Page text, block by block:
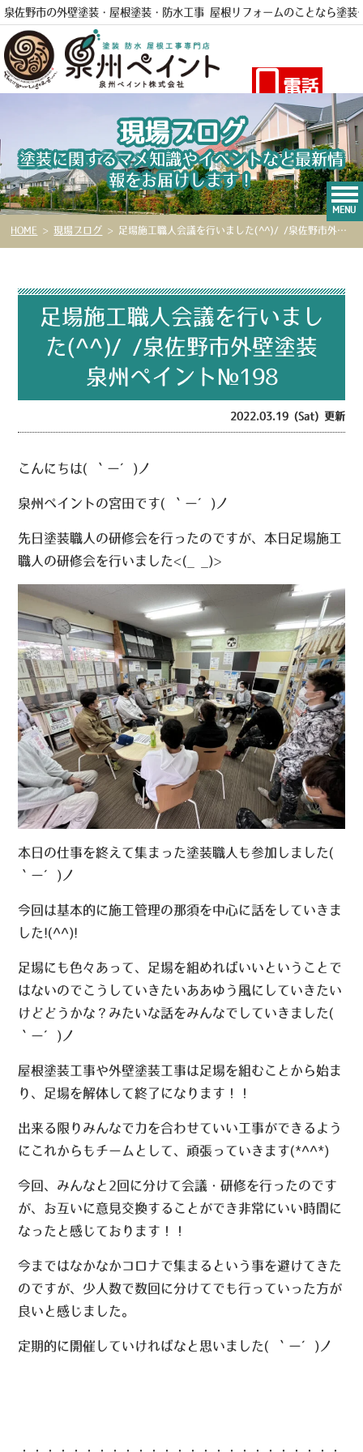
泉佐野市の外壁塗装・屋根塗装・防水工事 屋根リフォームのことなら塗装
電話
MENU
現場ブログ
塗装に関するマメ知識やイベントなど最新情
報をお届けします！
HOME > 現場ブログ > 足場施工職人会議を行いました(^^)/ /泉佐野市外壁塗装泉州ペイント№198
足場施工職人会議を行いまし
た(^^)/ /泉佐野市外壁塗装
泉州ペイント№198
2022.03.19 (Sat) 更新
こんにちは( ｀ー´)ノ
泉州ペイントの宮田です( ｀ー´)ノ
先日塗装職人の研修会を行ったのですが、本日足場施工
職人の研修会を行いました<(_ _)>
本日の仕事を終えて集まった塗装職人も参加しました(
｀ー´)ノ
今回は基本的に施工管理の那須を中心に話をしていきま
した!(^^)!
足場にも色々あって、足場を組めればいいということで
はないのでこうしていきたいああゆう風にしていきたい
けどどうかな？みたいな話をみんなでしていきました(
｀ー´)ノ
屋根塗装工事や外壁塗装工事は足場を組むことから始ま
り、足場を解体して終了になります！！
出来る限りみんなで力を合わせていい工事ができるよう
にこれからもチームとして、頑張っていきます(*^^*)
今回、みんなと2回に分けて会議・研修を行ったのです
が、お互いに意見交換することができ非常にいい時間に
なったと感じております！！
今まではなかなかコロナで集まるという事を避けてきた
のですが、少人数で数回に分けてでも行っていった方が
良いと感じました。
定期的に開催していければなと思いました( ｀ー´)ノ